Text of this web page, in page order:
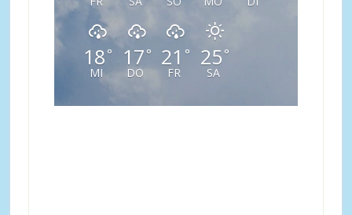
18°
MI
17 °
DO
21 °
FR
25 °
SA